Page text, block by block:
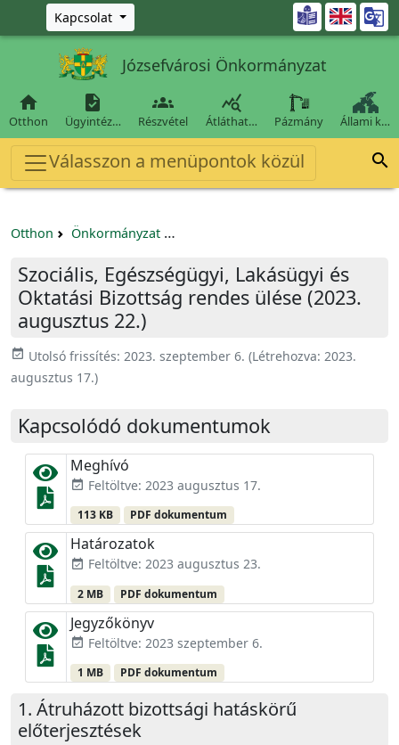
Ugrás a fő tartalomra
Kapcsolat 
Józsefvárosi Önkormányzat

Otthon

Ügyintéz…

Részvétel

Átláthat… Pázmány Állami k…
Válasszon a menüpontok közül 
Otthon Önkormányzat
Szociális, Egészségügyi, Lakásügyi és
Oktatási Bizottság rendes ülése (2023.
augusztus 22.)
event_available Utolsó frissítés: 2023. szeptember 6. (Létrehozva: 2023.
augusztus 17.)
Kapcsolódó dokumentumok
Meghívó
event_available Feltöltve: 2023 augusztus 17.
113 KB PDF dokumentum
Határozatok
event_available Feltöltve: 2023 augusztus 23.
2 MB PDF dokumentum
Jegyzőkönyv
event_available Feltöltve: 2023 szeptember 6.
1 MB PDF dokumentum
Átruházott bizottsági hatáskörű
előterjesztések